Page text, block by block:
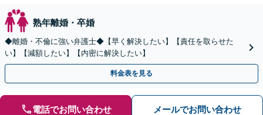
熟年離婚・卒婚
◆離婚・不倫に強い弁護士◆【早く解決したい】【責任を取らせた
い】【減額したい】【内密に解決したい】
料金表を見る
電話でお問い合わせ メールでお問い合わせ